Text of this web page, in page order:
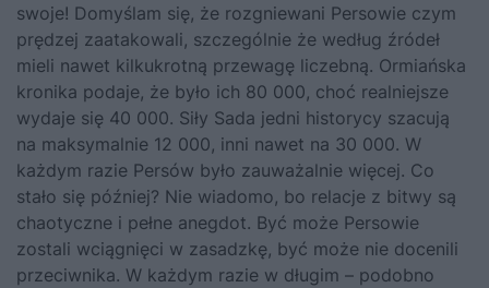
swoje! Domyślam się, że rozgniewani Persowie czym
prędzej zaatakowali, szczególnie że według źródeł
mieli nawet kilkukrotną przewagę liczebną. Ormiańska
kronika podaje, że było ich 80 000, choć realniejsze
wydaje się 40 000. Siły Sada jedni historycy szacują
na maksymalnie 12 000, inni nawet na 30 000. W
każdym razie Persów było zauważalnie więcej. Co
stało się później? Nie wiadomo, bo relacje z bitwy są
chaotyczne i pełne anegdot. Być może Persowie
zostali wciągnięci w zasadzkę, być może nie docenili
przeciwnika. W każdym razie w długim – podobno